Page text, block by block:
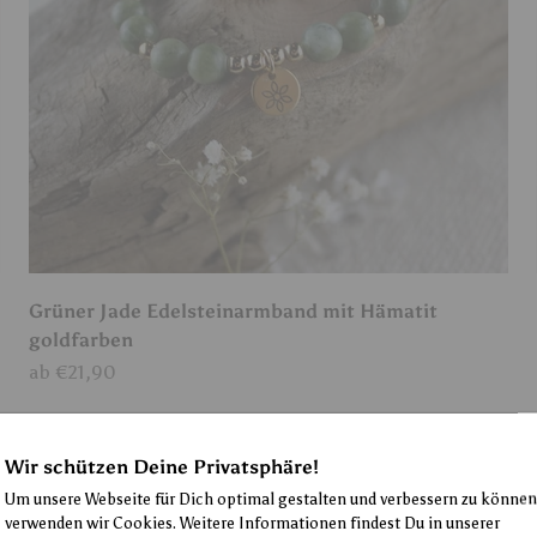
Grüner Jade Edelsteinarmband mit Hämatit
goldfarben
Angebot
ab €21,90
Wir schützen Deine Privatsphäre!
Um unsere Webseite für Dich optimal gestalten und verbessern zu
verwenden wir Cookies. Weitere Informationen findest Du in unserer